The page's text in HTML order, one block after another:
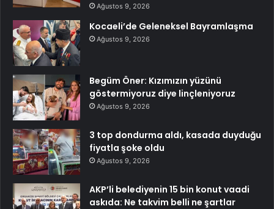
Ağustos 9, 2026
Kocaeli’de Geleneksel Bayramlaşma
Ağustos 9, 2026
Begüm Öner: Kızımızın yüzünü
göstermiyoruz diye linçleniyoruz
Ağustos 9, 2026
3 top dondurma aldı, kasada duyduğu
fiyatla şoke oldu
Ağustos 9, 2026
AKP’li belediyenin 15 bin konut vaadi
askıda: Ne takvim belli ne şartlar